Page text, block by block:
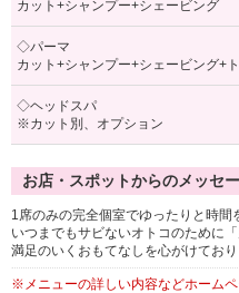
カット+シャンプー+シェービング
◇パーマ
カット+シャンプー+シェービング+
◇ヘッドスパ
※カット別、オプション
お店・スポットからのメッセ
1席のみの完全個室でゆったりと時間
いつまでもサビないオトコのために
満足のいくおもてなしを心がけてお
※メニューの詳しい内容などホームペ